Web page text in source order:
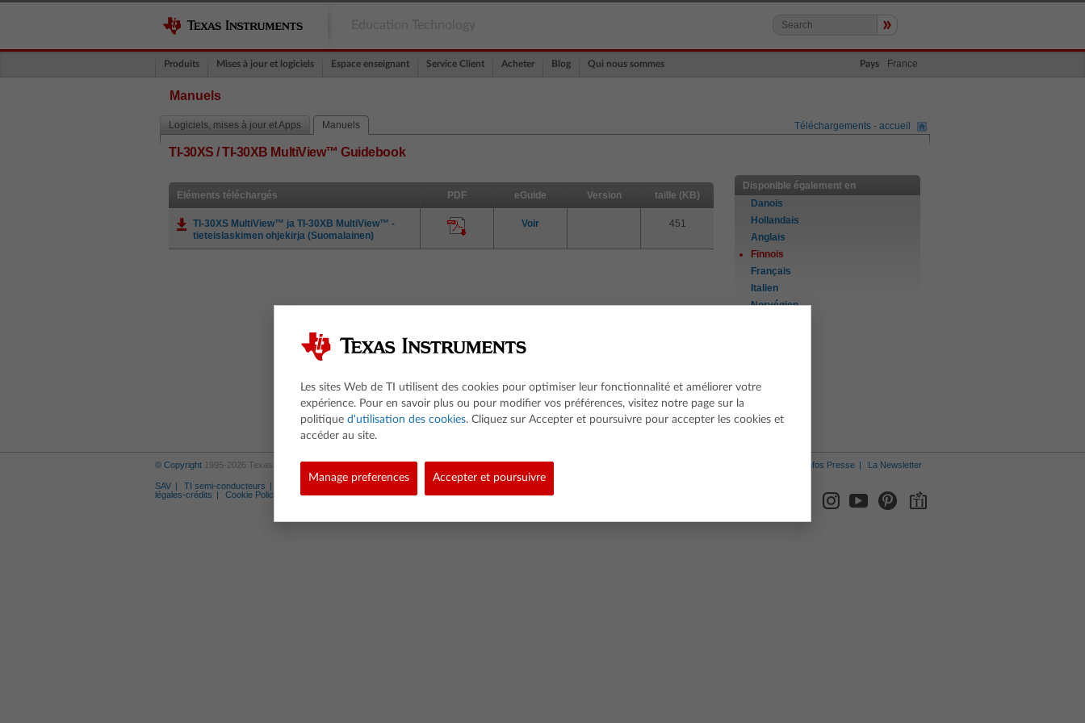
»
Produits Mises à jour et logiciels Espace enseignant Service Client Acheter Blog Qui nous sommes Pays France
Manuels
Logiciels, mises à jour et Apps Manuels Téléchargements - accueil
TI-30XS / TI-30XB MultiView™ Guidebook
Eléments téléchargés PDF eGuide Version taille (KB)
TI-30XS MultiView™ ja TI-30XB MultiView™ -
tieteislaskimen ohjekirja (Suomalainen)
Voir 451
Disponible également en
Danois
Hollandais
Anglais
Finnois
Français
Italien
Norvégien
© Copyright 1995-2026 Texas Instruments Incorporated. Tous droits réservés.
SAV TI semi-conducteurs Marques déposées Politique de confidentialité Stratégie de données logicielles
légales-crédits
Cookie Policy
Infos Presse La Newsletter
Les sites Web de TI utilisent des cookies pour optimiser leur fonctionnalité et améliorer votre
expérience. Pour en savoir plus ou pour modifier vos préférences, visitez notre page sur la
politique d'utilisation des cookies. Cliquez sur Accepter et poursuivre pour accepter les cookies et
accéder au site.
Manage preferences Accepter et poursuivre